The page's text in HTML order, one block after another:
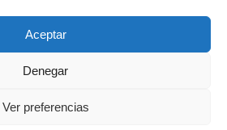
Aceptar
Denegar
Ver preferencias
de Privacidad
Politica de Cookies
Todos los derechos
de Alicante s.l.